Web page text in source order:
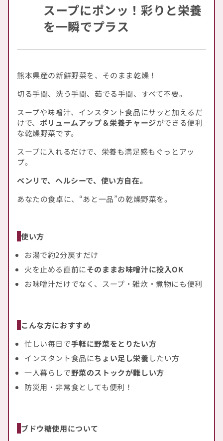
スープにポンッ！彩りと栄養
を一瞬でプラス
熊本県産の新鮮野菜を、そのまま乾燥！
切る手間、洗う手間、茹でる手間、すべて不要。
スープや味噌汁、インスタント食品にサッと加えるだ
けで、 ボリュームアップ＆栄養チャージができる便利
な乾燥野菜です。
スープに入れるだけで、栄養も満足感もぐっとアッ
プ。
ベンリで、ヘルシーで、使い方自在。
あなたの食卓に、“あと一品”の乾燥野菜を。
使い方
お湯で約2分戻すだけ
火を止める直前にそのままお味噌汁に投入OK
お味噌汁だけでなく、スープ・雑炊・煮物にも便利
こんな方におすすめ
忙しい毎日で手軽に野菜をとりたい方
インスタント食品にちょい足し栄養したい方
一人暮らしで野菜のストックが難しい方
防災用・非常食としても便利！
ブドウ糖使用について